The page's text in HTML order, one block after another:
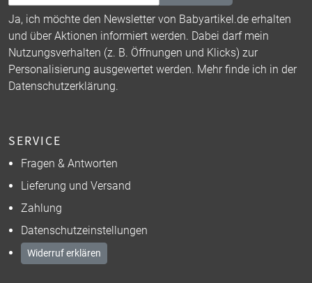
Ja, ich möchte den Newsletter von Babyartikel.de erhalten
und über Aktionen informiert werden. Dabei darf mein
Nutzungsverhalten (z. B. Öffnungen und Klicks) zur
Personalisierung ausgewertet werden. Mehr finde ich in der
Datenschutzerklärung.
SERVICE
Fragen & Antworten
Lieferung und Versand
Zahlung
Datenschutzeinstellungen
Widerruf erklären